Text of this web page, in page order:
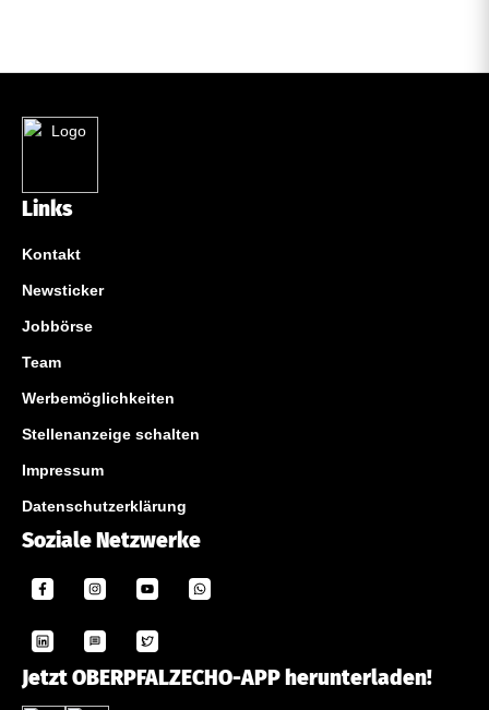
Links
Kontakt
Newsticker
Jobbörse
Team
Werbemöglichkeiten
Stellenanzeige schalten
Impressum
Datenschutzerklärung
Soziale Netzwerke
Jetzt OBERPFALZECHO-APP herunterladen!